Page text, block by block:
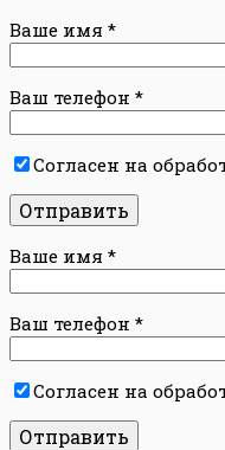
Ваше имя *
Ваш телефон *
Согласен на
Ваше имя *
Ваш телефон *
Согласен на